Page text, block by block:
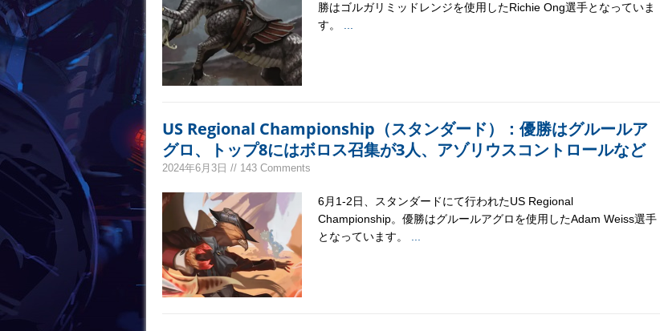
勝はゴルガリミッドレンジを使用したRichie Ong選手となっていま
す。
US Regional Championship（スタンダード）：優勝はグルールア
グロ、トップ8にはボロス召集が3人、アゾリウスコントロールなど
2024年6月3日 // 143 Comments
6月1-2日、スタンダードにて行われたUS Regional
Championship。優勝はグルールアグロを使用したAdam Weiss選手
となっています。